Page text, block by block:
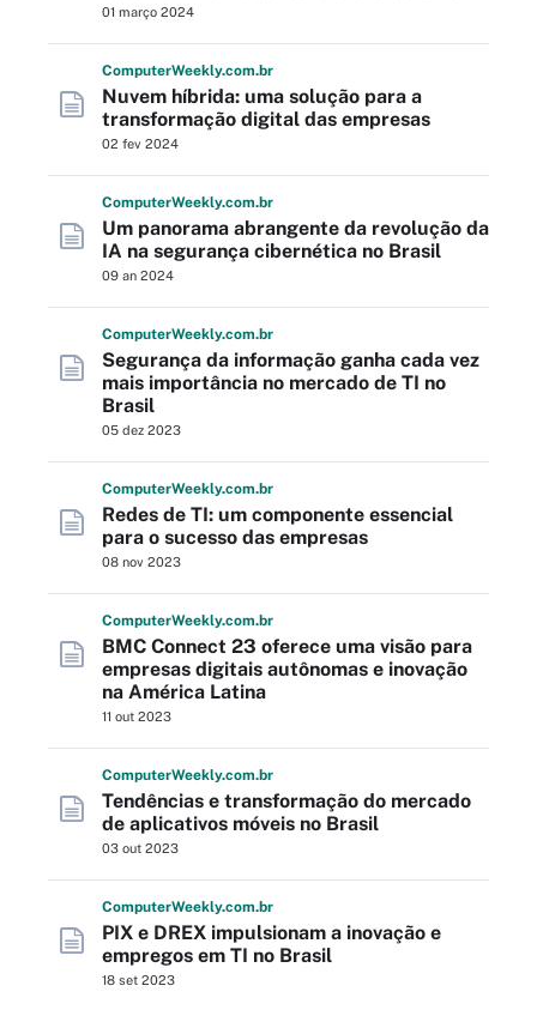
01 março 2024
ComputerWeekly.com.br
Nuvem híbrida: uma solução para a
transformação digital das empresas
02 fev 2024
ComputerWeekly.com.br
Um panorama abrangente da revolução da
IA na segurança cibernética no Brasil
09 an 2024
ComputerWeekly.com.br
Segurança da informação ganha cada vez
mais importância no mercado de TI no
Brasil
05 dez 2023
ComputerWeekly.com.br
Redes de TI: um componente essencial
para o sucesso das empresas
08 nov 2023
ComputerWeekly.com.br
BMC Connect 23 oferece uma visão para
empresas digitais autônomas e inovação
na América Latina
11 out 2023
ComputerWeekly.com.br
Tendências e transformação do mercado
de aplicativos móveis no Brasil
03 out 2023
ComputerWeekly.com.br
PIX e DREX impulsionam a inovação e
empregos em TI no Brasil
18 set 2023